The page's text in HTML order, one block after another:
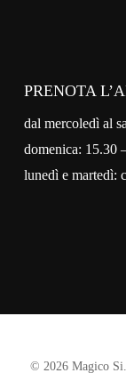
PRENOTA
dal mercoledì al
domenica: 15.30
lunedì e martedì:
© 2026 Magico